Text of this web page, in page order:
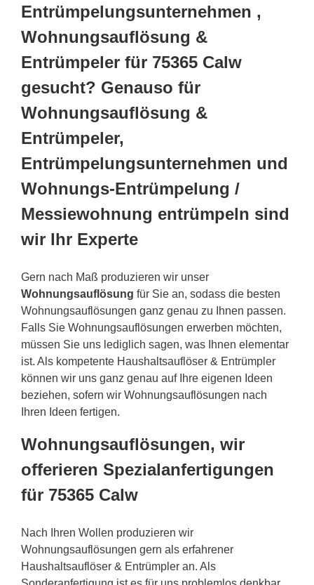
Entrümpelungsunternehmen ,
Wohnungsauflösung &
Entrümpeler für 75365 Calw
gesucht? Genauso für
Wohnungsauflösung &
Entrümpeler,
Entrümpelungsunternehmen und
Wohnungs-Entrümpelung /
Messiewohnung entrümpeln sind
wir Ihr Experte
Gern nach Maß produzieren wir unser
Wohnungsauflösung für Sie an, sodass die besten
Wohnungsauflösungen ganz genau zu Ihnen passen.
Falls Sie Wohnungsauflösungen erwerben möchten,
müssen Sie uns lediglich sagen, was Ihnen elementar
ist. Als kompetente Haushaltsauflöser & Entrümpler
können wir uns ganz genau auf Ihre eigenen Ideen
beziehen, sofern wir Wohnungsauflösungen nach
Ihren Ideen fertigen.
Wohnungsauflösungen, wir
offerieren Spezialanfertigungen
für 75365 Calw
Nach Ihren Wollen produzieren wir
Wohnungsauflösungen gern als erfahrener
Haushaltsauflöser & Entrümpler an. Als